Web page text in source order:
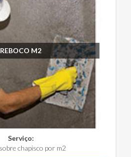
REBOCO M2
Serviço:
chapisco por m2